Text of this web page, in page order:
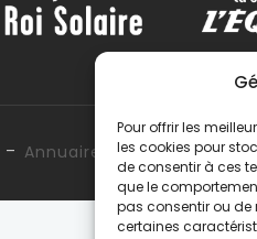
Pour offrir les
les cookies pour
de consentir à ces
que le
pas consentir ou de
certaines
- Annuaire des